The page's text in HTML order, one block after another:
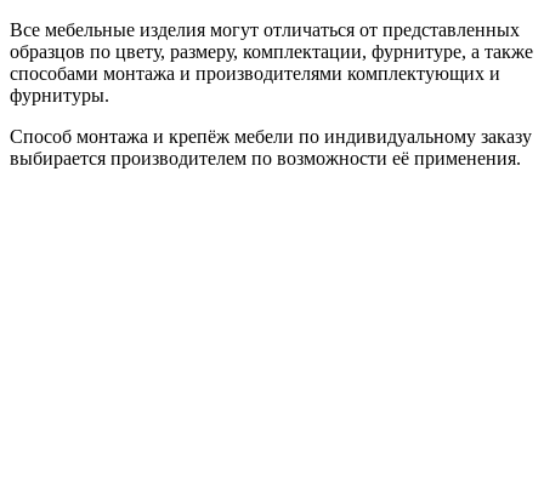
Все мебельные изделия могут отличаться от представленных
образцов по цвету, размеру, комплектации, фурнитуре, а также
способами монтажа и производителями комплектующих и
фурнитуры.
Способ монтажа и крепёж мебели по индивидуальному заказу
выбирается производителем по возможности её применения.